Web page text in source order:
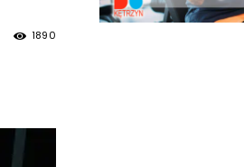
1890